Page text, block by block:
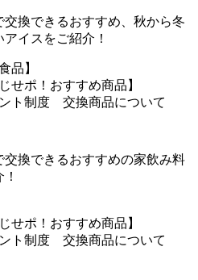
換できるおすすめ、秋から冬
イスをご紹介！
品】
せポ！おすすめ商品】
ト制度 交換商品について
交換できるおすすめの家飲み料
せポ！おすすめ商品】
ト制度 交換商品について